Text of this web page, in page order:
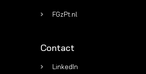
FGzPt.nl
Contact
LinkedIn